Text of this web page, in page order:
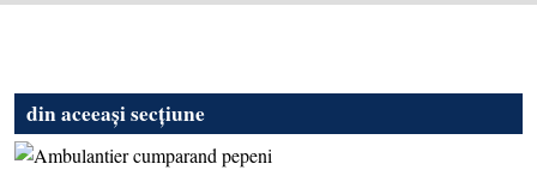
din aceeași secțiune